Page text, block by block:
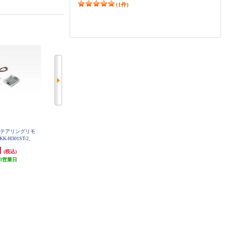
(1件)
アリングリモ
H301ST-2
(税込)
3営業日